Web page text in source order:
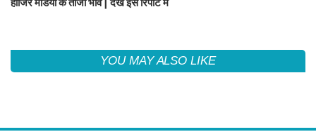
YOU MAY ALSO LIKE